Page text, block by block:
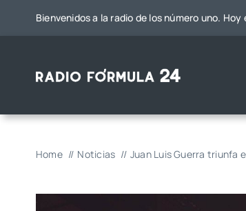
Bienvenidos a la radio de los número uno.
Home Noticias Juan Luis Guerra triunfa